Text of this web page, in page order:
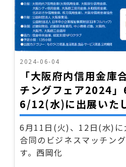
2024-06-04
「大阪府内信用金庫
チングフェア2024
6/12(水)に出展いたし
6月11日(火)、12日(水)に
合同のビジネスマッチン
す。西岡化